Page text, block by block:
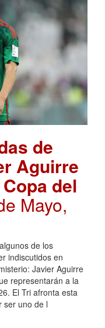
de
Aguirre
del
Mayo,
de los
indiscutidos en
Javier Aguirre
representarán a la
El Tri afronta esta
ser uno de l